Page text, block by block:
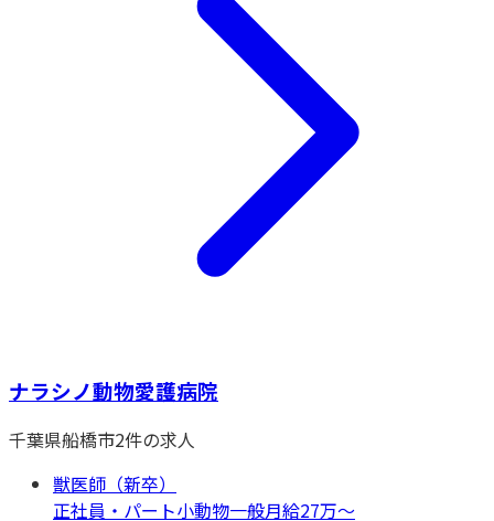
ナラシノ動物愛護病院
千葉県船橋市2件の求人
獣医師（新卒）
正社員・パート小動物一般月給27万〜